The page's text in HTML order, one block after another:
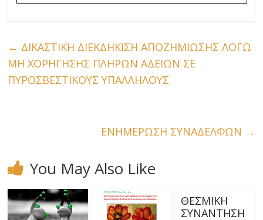
← ΔΙΚΑΣΤΙΚΗ ΔΙΕΚΔΗΚΙΣΗ ΑΠΟΖΗΜΙΩΣΗΣ ΛΟΓΩ
ΜΗ ΧΟΡΗΓΗΣΗΣ ΠΛΗΡΩΝ ΑΔΕΙΩΝ ΣΕ
ΠΥΡΟΣΒΕΣΤΙΚΟΥΣ ΥΠΑΛΛΗΛΟΥΣ
ΕΝΗΜΕΡΩΣΗ ΣΥΝΑΔΕΛΦΩΝ →
You May Also Like
ΘΕΣΜΙΚΗ
ΣΥΝΑΝΤΗΣΗ